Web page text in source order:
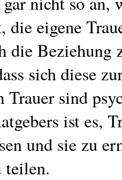
die eigene
die Beziehung
sich diese
Trauer sind
ist es,
und sie zu
teilen.